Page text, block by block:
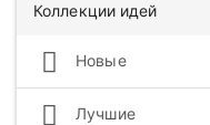
Коллекции идей
Новые
Лучшие